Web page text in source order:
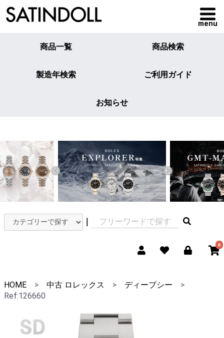
menu
商品一覧 商品検索
製造年検索 ご利用ガイド
お知らせ
｜
0
HOME > 中古 ロレックス > ディープシー
>
Ref:126660